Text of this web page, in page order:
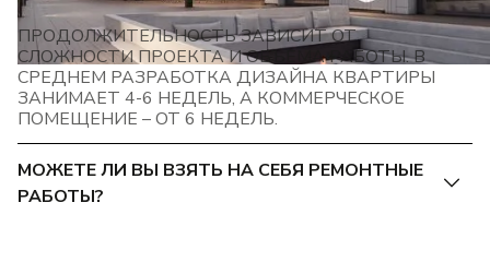
ПРОДОЛЖИТЕЛЬНОСТЬ ЗАВИСИТ ОТ
СЛОЖНОСТИ ПРОЕКТА И ОБЪЕМА РАБОТЫ. В
СРЕДНЕМ РАЗРАБОТКА ДИЗАЙНА КВАРТИРЫ
ЗАНИМАЕТ 4-6 НЕДЕЛЬ, А КОММЕРЧЕСКОЕ
ПОМЕЩЕНИЕ – ОТ 6 НЕДЕЛЬ.
МОЖЕТЕ ЛИ ВЫ ВЗЯТЬ НА СЕБЯ РЕМОНТНЫЕ
РАБОТЫ?